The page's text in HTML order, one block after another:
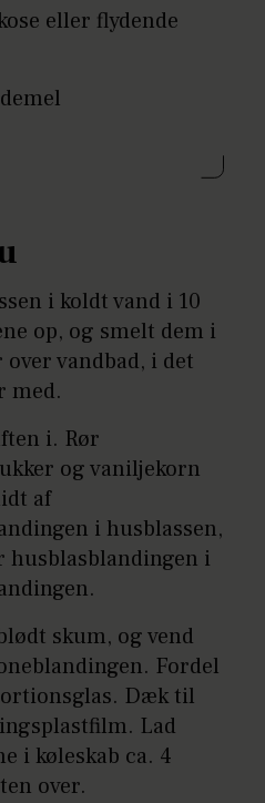
eller flydende
i koldt vand i 10
op, og smelt dem i
vandbad, i det
med.
i. Rør
og vaniljekorn
af
i husblassen,
i
skum, og vend
Fordel
Dæk til
Lad
i køleskab ca. 4
over.